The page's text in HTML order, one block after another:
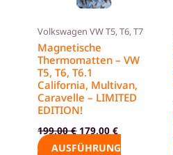
Volkswagen VW T5, T6, T7
Magnetische
Thermomatten – VW
T5, T6, T6.1
California, Multivan,
Caravelle – LIMITED
EDITION!
199,00€ 179,00€
AUSFÜHRUNG
auf.
Optionen
können
der
gewählt
werden